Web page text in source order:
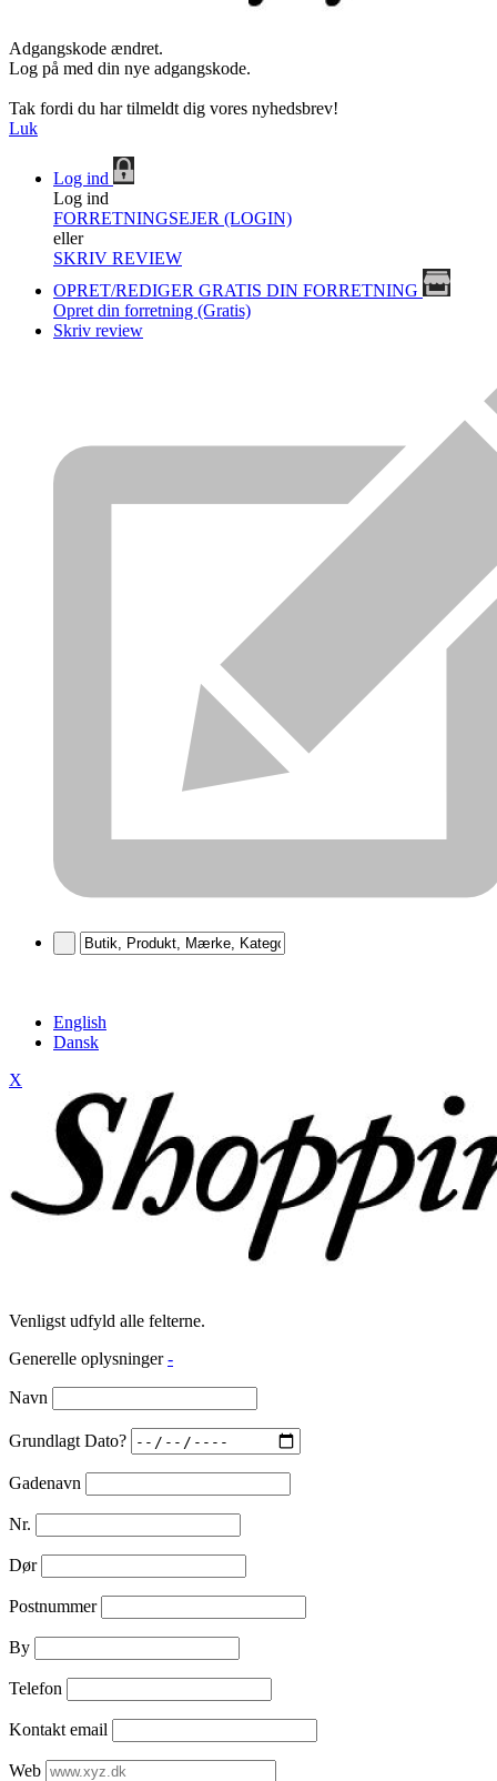
Adgangskode ændret.
Log på med din nye adgangskode.
Tak fordi du har tilmeldt dig vores nyhedsbrev!
Luk
Log ind
Log ind
FORRETNINGSEJER (LOGIN)
eller
SKRIV REVIEW
OPRET/REDIGER GRATIS DIN FORRETNING
Opret din forretning (Gratis)
Skriv review
English
Dansk
X
Venligst udfyld alle felterne.
Generelle oplysninger -
Navn
Grundlagt Dato?
Gadenavn
Nr.
Dør
Postnummer
By
Telefon
Kontakt email
Web